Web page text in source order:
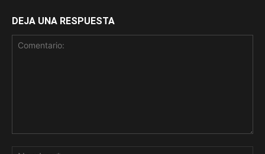
DEJA UNA RESPUESTA